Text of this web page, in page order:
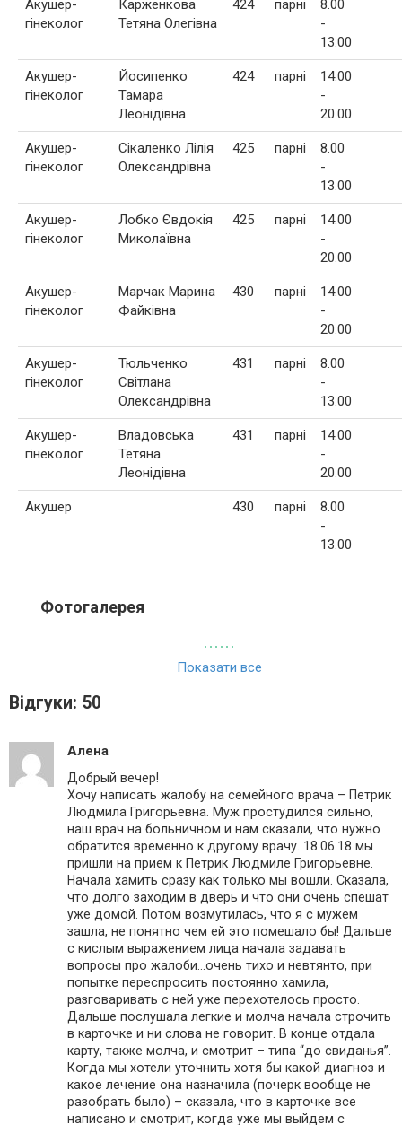
Акушер-
гінеколог
Карженкова
Тетяна Олегівна
424 парні
8.00
-
13.00
Акушер-
гінеколог
Йосипенко
Тамара
Леонідівна
424 парні
14.00
-
20.00
Акушер-
гінеколог
Сікаленко Лілія
Олександрівна
425 парні
8.00
-
13.00
Акушер-
гінеколог
Лобко Євдокія
Миколаївна
425 парні
14.00
-
20.00
Акушер-
гінеколог
Марчак Марина
Файківна
430 парні
14.00
-
20.00
Акушер-
гінеколог
Тюльченко
Світлана
Олександрівна
431 парні
8.00
-
13.00
Акушер-
гінеколог
Владовська
Тетяна
Леонідівна
431 парні
14.00
-
20.00
Акушер 430 парні
8.00
-
13.00
Фотогалерея
Показати все
Відгуки: 50
Алена
Добрый вечер!
Хочу написать жалобу на семейного врача – Петрик
Людмила Григорьевна. Муж простудился сильно,
наш врач на больничном и нам сказали, что нужно
обратится временно к другому врачу. 18.06.18 мы
пришли на прием к Петрик Людмиле Григорьевне.
Начала хамить сразу как только мы вошли. Сказала,
что долго заходим в дверь и что они очень спешат
уже домой. Потом возмутилась, что я с мужем
зашла, не понятно чем ей это помешало бы! Дальше
с кислым выражением лица начала задавать
вопросы про жалоби…очень тихо и невтянто, при
попытке переспросить постоянно хамила,
разговаривать с ней уже перехотелось просто.
Дальше послушала легкие и молча начала строчить
в карточке и ни слова не говорит. В конце отдала
карту, также молча, и смотрит – типа “до свиданья”.
Когда мы хотели уточнить хотя бы какой диагноз и
какое лечение она назначила (почерк вообще не
разобрать было) – сказала, что в карточке все
написано и смотрит, когда уже мы выйдем с